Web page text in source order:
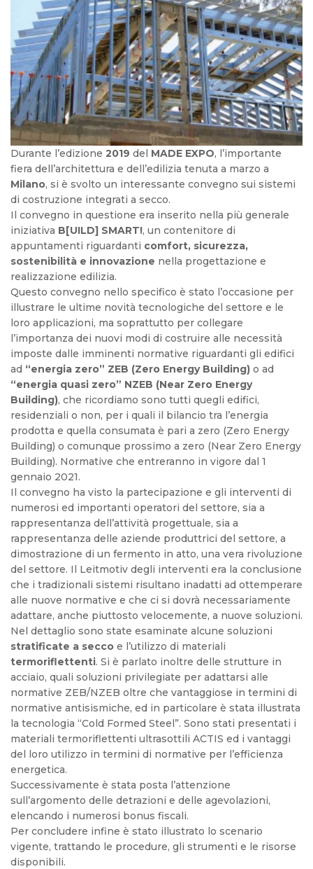
Durante l’edizione 2019 del MADE EXPO, l’importante
fiera dell’architettura e dell’edilizia tenuta a marzo a
Milano, si è svolto un interessante convegno sui sistemi
di costruzione integrati a secco.
Il convegno in questione era inserito nella più generale
iniziativa B[UILD] SMART!, un contenitore di
appuntamenti riguardanti comfort, sicurezza,
sostenibilità e innovazione nella progettazione e
realizzazione edilizia.
Questo convegno nello specifico è stato l’occasione per
illustrare le ultime novità tecnologiche del settore e le
loro applicazioni, ma soprattutto per collegare
l’importanza dei nuovi modi di costruire alle necessità
imposte dalle imminenti normative riguardanti gli edifici
ad “energia zero” ZEB (Zero Energy Building) o ad
“energia quasi zero” NZEB (Near Zero Energy
Building), che ricordiamo sono tutti quegli edifici,
residenziali o non, per i quali il bilancio tra l’energia
prodotta e quella consumata è pari a zero (Zero Energy
Building) o comunque prossimo a zero (Near Zero Energy
Building). Normative che entreranno in vigore dal 1
gennaio 2021.
Il convegno ha visto la partecipazione e gli interventi di
numerosi ed importanti operatori del settore, sia a
rappresentanza dell’attività progettuale, sia a
rappresentanza delle aziende produttrici del settore, a
dimostrazione di un fermento in atto, una vera rivoluzione
del settore. Il Leitmotiv degli interventi era la conclusione
che i tradizionali sistemi risultano inadatti ad ottemperare
alle nuove normative e che ci si dovrà necessariamente
adattare, anche piuttosto velocemente, a nuove soluzioni.
Nel dettaglio sono state esaminate alcune soluzioni
stratificate a secco e l’utilizzo di materiali
termoriflettenti. Si è parlato inoltre delle strutture in
acciaio, quali soluzioni privilegiate per adattarsi alle
normative ZEB/NZEB oltre che vantaggiose in termini di
normative antisismiche, ed in particolare è stata illustrata
la tecnologia “Cold Formed Steel”. Sono stati presentati i
materiali termoriflettenti ultrasottili ACTIS ed i vantaggi
del loro utilizzo in termini di normative per l’efficienza
energetica.
Successivamente è stata posta l’attenzione
sull’argomento delle detrazioni e delle agevolazioni,
elencando i numerosi bonus fiscali.
Per concludere infine è stato illustrato lo scenario
vigente, trattando le procedure, gli strumenti e le risorse
disponibili.